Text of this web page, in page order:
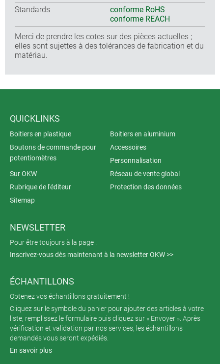
Standards
conforme RoHS
conforme REACH
Merci de prendre les cotes sur des pièces actuelles ;
elles sont sujettes à des tolérances de fabrication et du
matériau.
QUICKLINKS
Boitiers en plastique
Boitiers en aluminium
Boutons de commande pour
potentiomètres
Accessoires
Personnalisation
Sur OKW
Réseau de vente global
Rubrique de l'éditeur
Protection des données
Sitemap
NEWSLETTER
Pour être toujours à la page !
Inscrivez-vous dès maintenant à la newsletter OKW >>
ÉCHANTILLONS
Obtenez vos échantillons gratuitement !
Cliquez sur le symbole du panier pour ajouter des articles à votre
liste, remplissez le formulaire puis cliquez sur « Envoyer ». Après
vérification et validation par nos services, les échantillons
demandés vous seront expédiés.
En savoir plus